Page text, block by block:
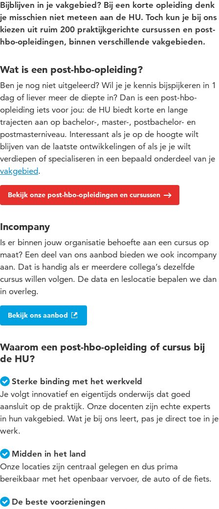
Bijblijven in je vakgebied? Bij een korte opleiding denk
je misschien niet meteen aan de HU. Toch kun je bij ons
kiezen uit ruim 200 praktijkgerichte cursussen en post-
hbo-opleidingen, binnen verschillende vakgebieden.
Wat is een post-hbo-opleiding?
Ben je nog niet uitgeleerd? Wil je je kennis bijspijkeren in 1
dag of liever meer de diepte in? Dan is een post-hbo-
opleiding iets voor jou: de HU biedt korte en lange
trajecten aan op bachelor-, master-, postbachelor- en
postmasterniveau. Interessant als je op de hoogte wilt
blijven van de laatste ontwikkelingen of als je je wilt
verdiepen of specialiseren in een bepaald onderdeel van je
vakgebied.
Bekijk onze post-hbo-opleidingen en cursussen
Incompany
Is er binnen jouw organisatie behoefte aan een cursus op
maat? Een deel van ons aanbod bieden we ook incompany
aan. Dat is handig als er meerdere collega’s dezelfde
cursus willen volgen. De data en leslocatie bepalen we dan
in overleg.
Bekijk ons aanbod
Waarom een post-hbo-opleiding of cursus bij
de HU?
Sterke binding met het werkveld
Je volgt innovatief en eigentijds onderwijs dat goed
aansluit op de praktijk. Onze docenten zijn echte experts
in hun vakgebied. Wat je bij ons leert, pas je direct toe in je
werk.
Midden in het land
Onze locaties zijn centraal gelegen en dus prima
bereikbaar met het openbaar vervoer, de auto of de fiets.
De beste voorzieningen